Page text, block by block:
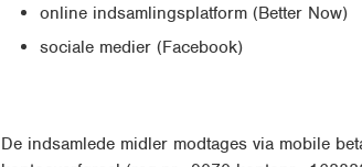
online indsamlingsplatform (Better Now)
sociale medier (Facebook)
De indsamlede midler modtages via mobile